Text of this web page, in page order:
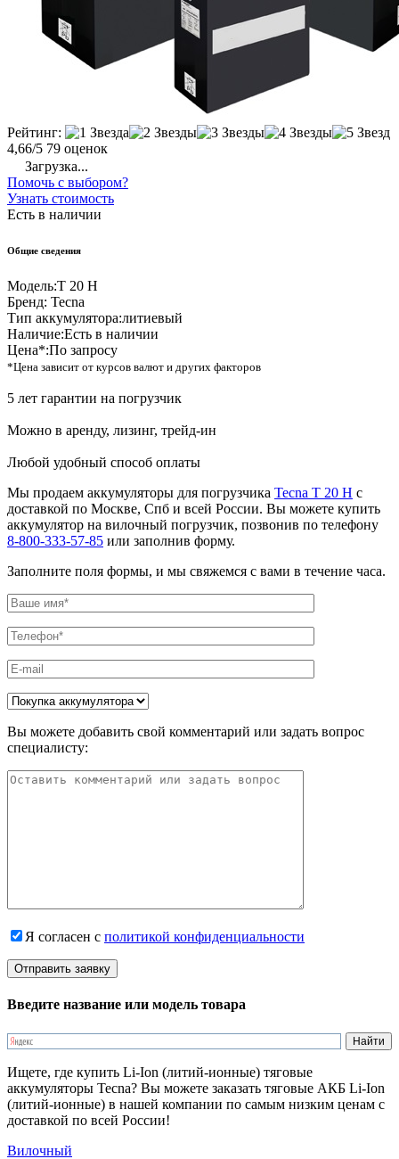
Рейтинг:
4,66/5 79 оценок
Загрузка...
Помочь с выбором?
Узнать стоимость
Есть в наличии
Общие сведения
Модель:T 20 H
Бренд: Tecna
Тип аккумулятора:литиевый
Наличие:Есть в наличии
Цена*:По запросу
*Цена зависит от курсов валют и других факторов
5 лет гарантии на погрузчик
Можно в аренду, лизинг, трейд-ин
Любой удобный способ оплаты
Мы продаем аккумуляторы для погрузчика Tecna T 20 H с
доставкой по Москве, Спб и всей России. Вы можете купить
аккумулятор на вилочный погрузчик, позвонив по телефону
8-800-333-57-85 или заполнив форму.
Заполните поля формы, и мы свяжемся с вами в течение часа.
Вы можете добавить свой комментарий или задать вопрос
специалисту:
Я согласен с политикой конфиденциальности
Введите название или модель товара
Ищете, где купить Li-Ion (литий-ионные) тяговые
аккумуляторы Tecna? Вы можете заказать тяговые АКБ Li-Ion
(литий-ионные) в нашей компании по самым низким ценам с
доставкой по всей России!
Вилочный